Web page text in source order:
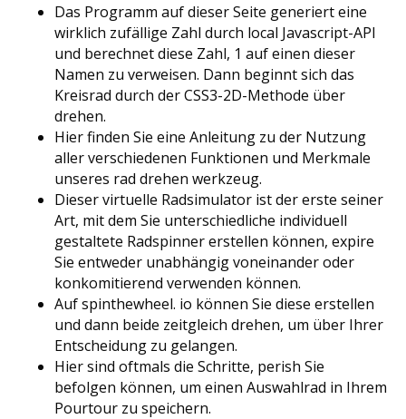
Das Programm auf dieser Seite generiert eine
wirklich zufällige Zahl durch local Javascript-API
und berechnet diese Zahl, 1 auf einen dieser
Namen zu verweisen. Dann beginnt sich das
Kreisrad durch der CSS3-2D-Methode über
drehen.
Hier finden Sie eine Anleitung zu der Nutzung
aller verschiedenen Funktionen und Merkmale
unseres rad drehen werkzeug.
Dieser virtuelle Radsimulator ist der erste seiner
Art, mit dem Sie unterschiedliche individuell
gestaltete Radspinner erstellen können, expire
Sie entweder unabhängig voneinander oder
konkomitierend verwenden können.
Auf spinthewheel. io können Sie diese erstellen
und dann beide zeitgleich drehen, um über Ihrer
Entscheidung zu gelangen.
Hier sind oftmals die Schritte, perish Sie
befolgen können, um einen Auswahlrad in Ihrem
Pourtour zu speichern.